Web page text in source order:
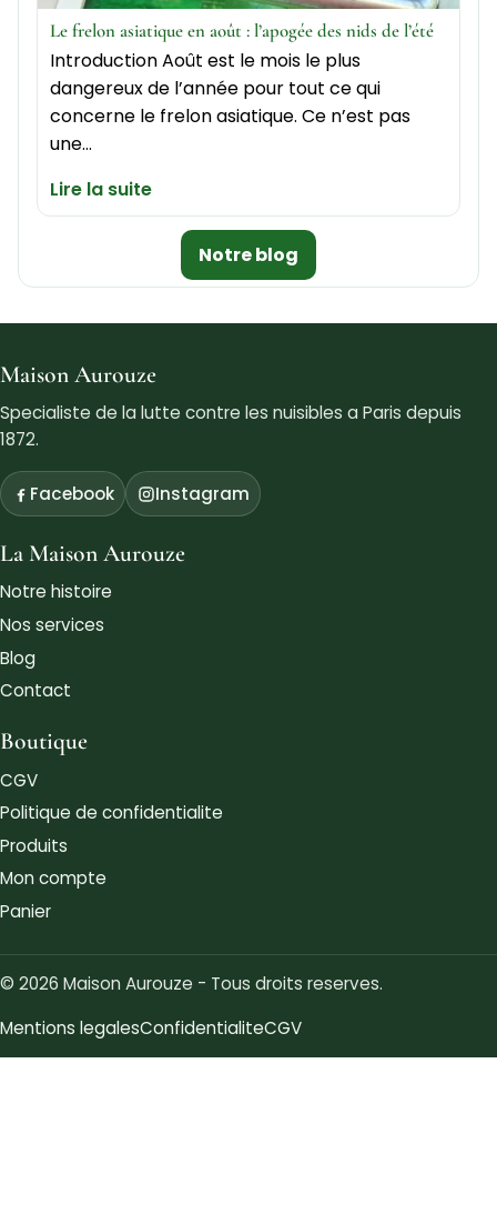
Le frelon asiatique en août : l’apogée des nids de l’été
Introduction Août est le mois le plus
dangereux de l’année pour tout ce qui
concerne le frelon asiatique. Ce n’est pas
une…
Lire la suite
Notre blog
Maison Aurouze
Specialiste de la lutte contre les nuisibles a Paris depuis
1872.
Facebook Instagram
La Maison Aurouze
Notre histoire
Nos services
Blog
Contact
Boutique
CGV
Politique de confidentialite
Produits
Mon compte
Panier
© 2026 Maison Aurouze - Tous droits reserves.
Mentions legalesConfidentialiteCGV